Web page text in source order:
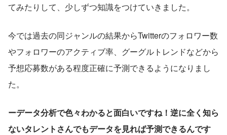
てみたりして、少しずつ知識をつけていきました。
今では過去の同ジャンルの結果からTwitterのフォロワー数
やフォロワーのアクティブ率、グーグルトレンドなどから
予想応募数がある程度正確に予測できるようになりまし
た。
ーデータ分析で色々わかると面白いですね！逆に全く知ら
ないタレントさんでもデータを見れば予測できるんです